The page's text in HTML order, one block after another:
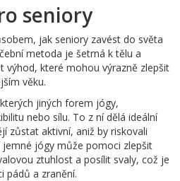
seniory
jak seniory zavést do světa
metoda je šetrná k tělu a
výhod, které mohou výrazně zlepšit
věku.
jiných forem jógy,
nebo sílu. To z ní dělá ideální
zůstat aktivní, aniž by riskovali
jemné jógy může pomoci zlepšit
ztuhlost a posílit svaly, což je
pádů a zranění.